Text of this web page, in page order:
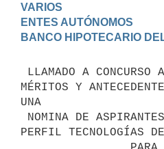
VARIOS
ENTES AUTÓNOMOS
MÉRITOS Y
UNA
PERFIL TECNOLOGÍAS